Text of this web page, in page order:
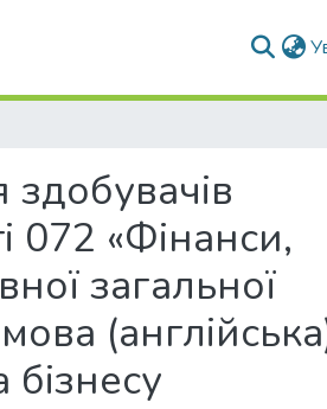
072 «Фінанси,
загальної